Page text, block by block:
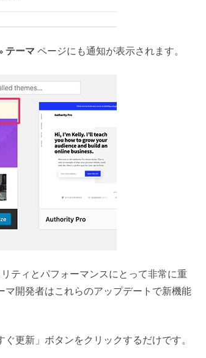
テーマ ページにも通知が表示されます。
ティとパフォーマンスにとって非常に重
開発者はこれらのアップデートで新機能
更新」ボタンをクリックするだけです。